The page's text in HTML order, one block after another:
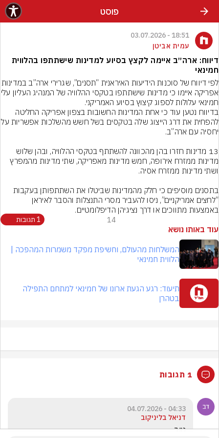
פוסט
18:51 - 03.07.2026
עמית אביטן
דיווח: ארה״ב איימה לקצץ בסיוע למדינות שישתתפו בהלווית
חמינאי
חמינאי עלולות לספוג קיצוץ בסיוע האמריקני.
להפחית את דרג הייצוג
מדינות ממזרח אירופה, חמש מדינות מאפריקה, שתי מדינות מהמפרץ
באמצעות מתווכים או דרך נציגיהן הדיפלומטיים.
14 1 תגובות
עוד באותו נושא
המשלחות מהעולם, וחשיפת מפקד משמרות המהפכה |
הלווית חמינאי
תיעוד: רגע הגעת ארונו של חמינאי למתחם התפילה
בטהרן
1 תגובות
04:33 - 04.07.2026
דניאל בליניקוב
טוב